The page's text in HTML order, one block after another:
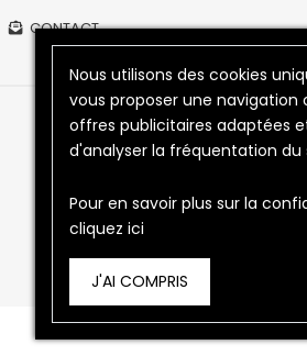
CONTACT
Copyright © 2026PLEIN PHARE-
Mentions légales
Nous utilisons des cookies
vous proposer une navigation
offres publicitaires adaptées
d'analyser la fréquentation du
Pour en savoir plus sur la
cliquez ici
J'AI COMPRIS